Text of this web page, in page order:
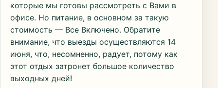
которые мы готовы рассмотреть с Вами в
офисе. Но питание, в основном за такую
стоимость — Все Включено. Обратите
внимание, что выезды осуществляются 14
июня, что, несомненно, радует, потому как
этот отдых затронет большое количество
выходных дней!